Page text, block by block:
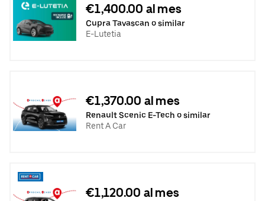
€1,400.00 al mes
Cupra Tavascan o similar
E-Lutetia
€1,370.00 al mes
Renault Scenic E-Tech o similar
Rent A Car
€1,120.00 al mes